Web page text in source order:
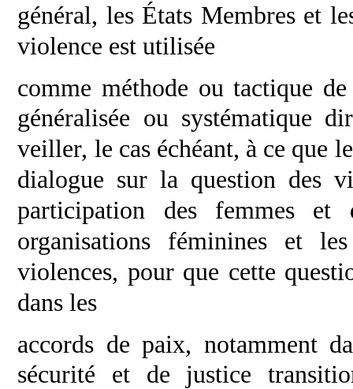
général, les États Membres et
violence est utilisée
comme méthode ou tactique
généralisée ou systématique
veiller, le cas échéant, à ce que
dialogue sur la question des
participation des femmes
organisations féminines et
violences, pour que cette
dans les
accords de paix, notamment
sécurité et de justice